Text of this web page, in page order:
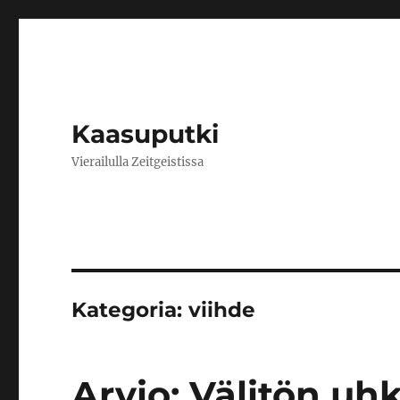
Kaasuputki
Vierailulla Zeitgeistissa
Kategoria:viihde